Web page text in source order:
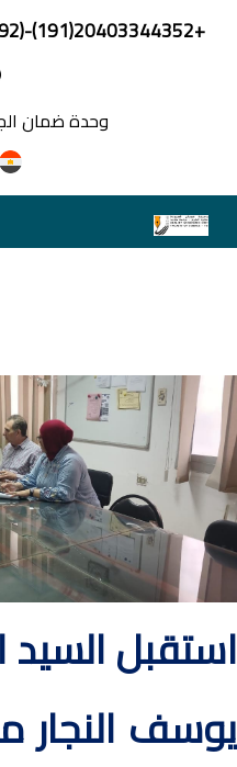
+20403344352(191)-(192)
وحدة ضمان
اجتماع السيد
استقبل السيد
يوسف النجار